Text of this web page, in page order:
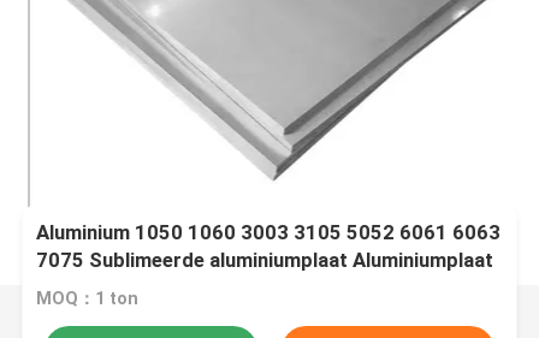
Aluminium 1050 1060 3003 3105 5052 6061 6063
7075 Sublimeerde aluminiumplaat Aluminiumplaat
MOQ：1 ton